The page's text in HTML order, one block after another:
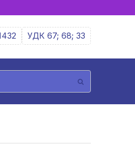
УДК 67; 68; 33